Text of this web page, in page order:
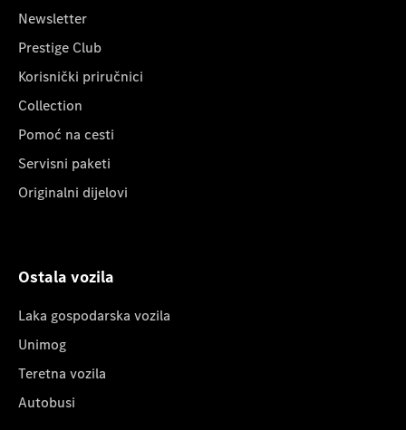
Newsletter
Prestige Club
Korisnički priručnici
Collection
Pomoć na cesti
Servisni paketi
Originalni dijelovi
Ostala vozila
Laka gospodarska vozila
Unimog
Teretna vozila
Autobusi